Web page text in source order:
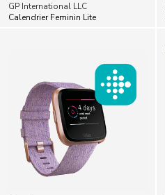
GP International LLC
Calendrier Feminin Lite